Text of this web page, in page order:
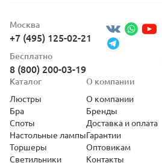
Москва
+7 (495) 125-02-21
Бесплатно
8 (800) 200-03-19
Каталог
Люстры
Бра
Споты
Настольные лампы
Торшеры
Светильники
О компании
О компании
Бренды
Доставка и оплата
Гарантии
Оптовикам
Контакты